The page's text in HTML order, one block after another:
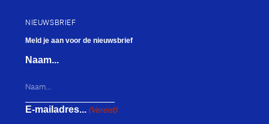
NIEUWSBRIEF
Meld je aan voor de nieuwsbrief
Naam...
E-mailadres... (Vereist)